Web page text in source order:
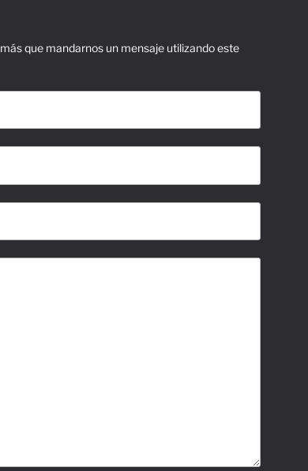
que mandarnos un mensaje utilizando este